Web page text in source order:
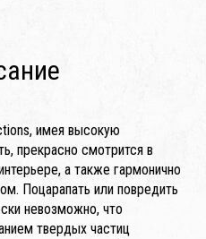
имея высокую
прекрасно смотрится в
а также гармонично
Поцарапать или повредить
невозможно, что
твердых частиц